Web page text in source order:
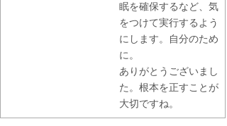
眠を確保するなど、気
をつけて実行するよう
にします。自分のため
に。
ありがとうございまし
た。根本を正すことが
大切ですね。